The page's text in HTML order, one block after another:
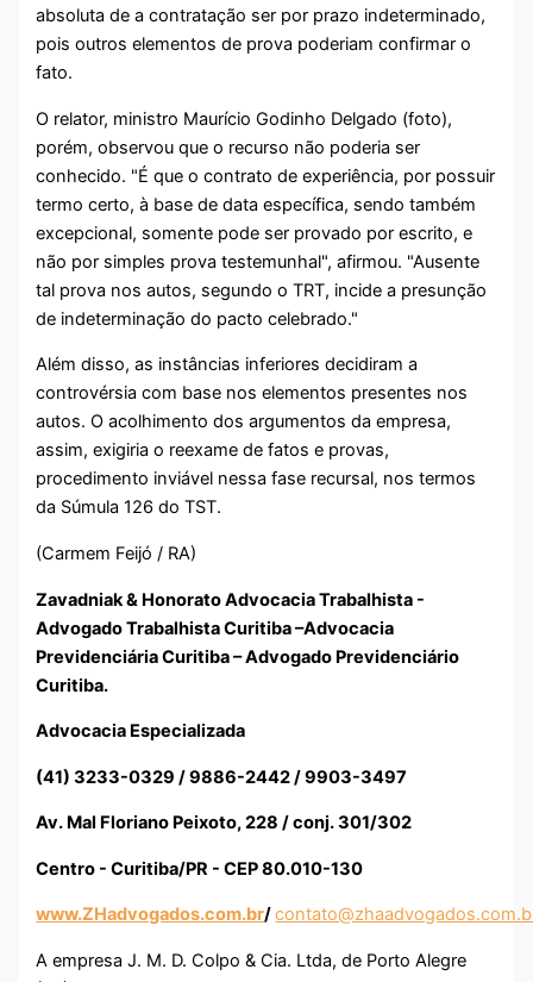
absoluta de a contratação ser por prazo indeterminado,
pois outros elementos de prova poderiam confirmar o
fato.
O relator, ministro Maurício Godinho Delgado (foto),
porém, observou que o recurso não poderia ser
conhecido. "É que o contrato de experiência, por possuir
termo certo, à base de data específica, sendo também
excepcional, somente pode ser provado por escrito, e
não por simples prova testemunhal", afirmou. "Ausente
tal prova nos autos, segundo o TRT, incide a presunção
de indeterminação do pacto celebrado."
Além disso, as instâncias inferiores decidiram a
controvérsia com base nos elementos presentes nos
autos. O acolhimento dos argumentos da empresa,
assim, exigiria o reexame de fatos e provas,
procedimento inviável nessa fase recursal, nos termos
da Súmula 126 do TST.
(Carmem Feijó / RA)
Zavadniak & Honorato Advocacia Trabalhista -
Advogado Trabalhista Curitiba –Advocacia
Previdenciária Curitiba – Advogado Previdenciário
Curitiba.
Advocacia Especializada
(41) 3233-0329 / 9886-2442 / 9903-3497
Av. Mal Floriano Peixoto, 228 / conj. 301/302
Centro - Curitiba/PR - CEP 80.010-130
www.ZHadvogados.com.br/
A empresa J. M. D. Colpo & Cia. Ltda, de Porto Alegre